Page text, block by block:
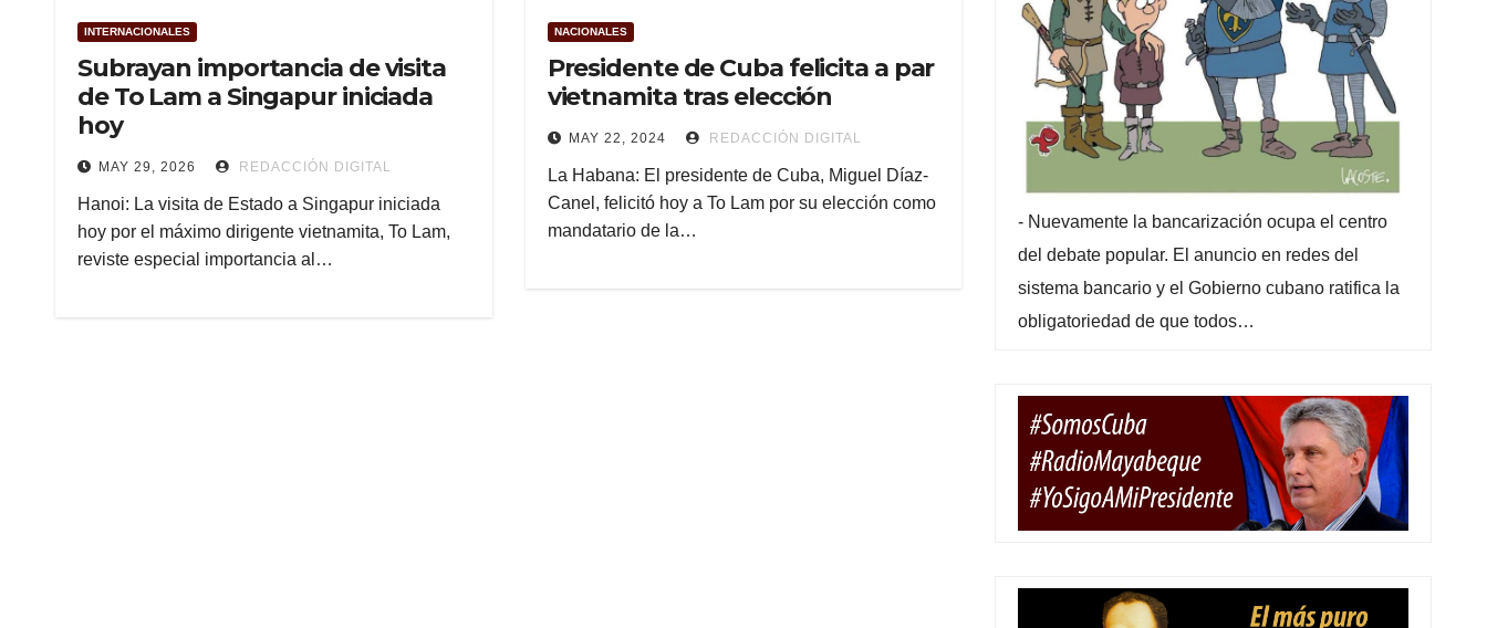
INTERNACIONALES
Subrayan importancia de visita
de To Lam a Singapur iniciada
hoy
MAY 29, 2026 REDACCIÓN DIGITAL
Hanoi: La visita de Estado a Singapur iniciada
hoy por el máximo dirigente vietnamita, To Lam,
reviste especial importancia al…
NACIONALES
Presidente de Cuba felicita a par
vietnamita tras elección
MAY 22, 2024 REDACCIÓN DIGITAL
La Habana: El presidente de Cuba, Miguel Díaz-
Canel, felicitó hoy a To Lam por su elección como
mandatario de la…
- Nuevamente la bancarización ocupa el centro
del debate popular. El anuncio en redes del
sistema bancario y el Gobierno cubano ratifica la
obligatoriedad de que todos…